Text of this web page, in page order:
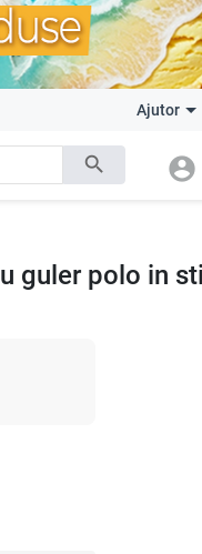
search
Ajutor
account_circle
guler polo in